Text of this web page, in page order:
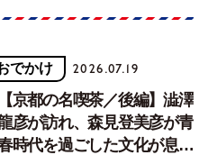
でかけ 2026.07.19
【京都の名喫茶／後編】澁澤
彦が訪れ、森見登美彦が青
時代を過ごした文化が息づ